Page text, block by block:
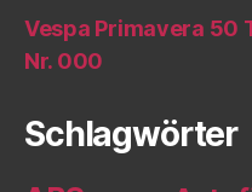
Vespa Primavera 50
Nr. 000
Schlagwörter